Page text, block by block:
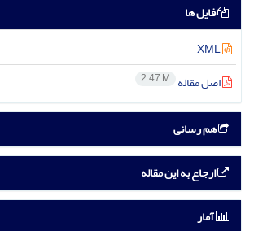
فایل ها
اصل مقاله 2.47 M
هم رسانی
ارجاع به این مقاله
آمار